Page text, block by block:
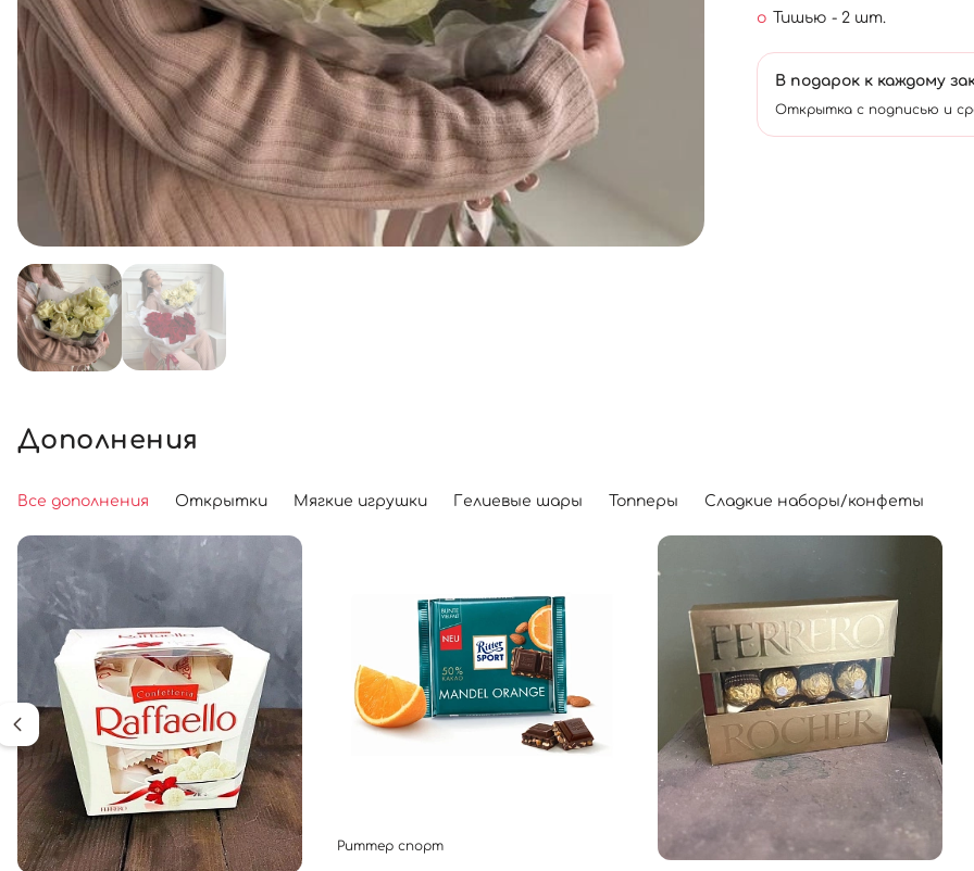
Тишью - 2 шт.
В подарок к каждому
Открытка с подписью и
Дополнения
Все дополнения Открытки Мягкие игрушки Гелиевые шары Топперы Сладкие наборы/конфеты
Риттер спорт